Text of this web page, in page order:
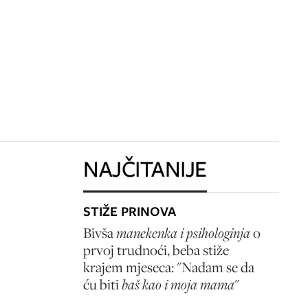
NAJČITANIJE
STIŽE PRINOVA
Bivšamanekenka i psihologinjao
prvoj trudnoći, beba stiže
krajem mjeseca: "Nadam se da
ću bitibaš kao i moja mama"